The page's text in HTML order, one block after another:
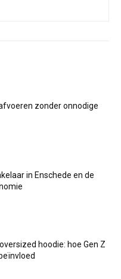
zonder onnodige
in Enschede en de
hoodie: hoe Gen Z